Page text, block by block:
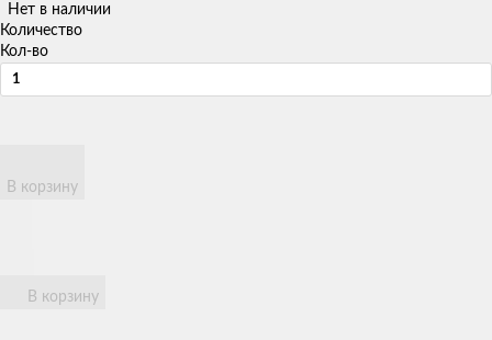
Нет в наличии
Количество
Кол-во
В корзину
В корзину